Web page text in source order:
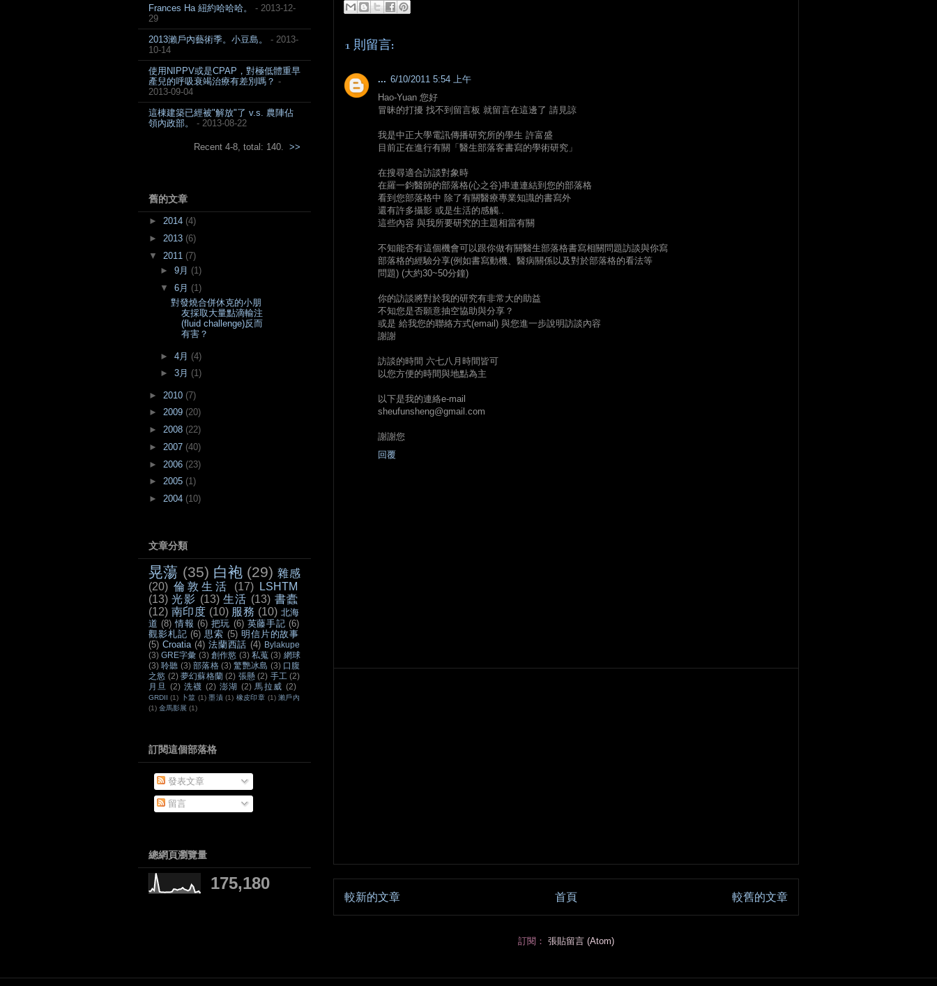
1 則留言:
... 6/10/2011 5:54 上午
Hao-Yuan 您好
冒昧的打擾 找不到留言板 就留言在這邊了 請見諒
我是中正大學電訊傳播研究所的學生 許富盛
目前正在進行有關「醫生部落客書寫的學術研究」
在搜尋適合訪談對象時
在羅一鈞醫師的部落格(心之谷)串連連結到您的部落格
看到您部落格中 除了有關醫療專業知識的書寫外
還有許多攝影 或是生活的感觸..
這些內容 與我所要研究的主題相當有關
不知能否有這個機會可以跟你做有關醫生部落格書寫相關問題訪談與你寫
部落格的經驗分享(例如書寫動機、醫病關係以及對於部落格的看法等
問題) (大約30~50分鐘)
你的訪談將對於我的研究有非常大的助益
不知您是否願意抽空協助與分享？
或是 給我您的聯絡方式(email) 與您進一步說明訪談內容
謝謝
訪談的時間 六七八月時間皆可
以您方便的時間與地點為主
以下是我的連絡e-mail
sheufunsheng@gmail.com
謝謝您
回覆
較新的文章 較舊的文章
首頁
訂閱： 張貼留言 (Atom)
Frances Ha 紐約哈哈哈。
- 2013-12-
29
2013瀨戶內藝術季。小豆島。
- 2013-
10-14
使用NIPPV或是CPAP，對極低體重早
產兒的呼吸衰竭治療有差別嗎？ -
2013-09-04
這棟建築已經被"解放"了 v.s. 農陣佔
領內政部。
- 2013-08-22
Recent 4-8, total: 140. >>
舊的文章
► 2014 (4)
► 2013 (6)
▼
2011 (7)
► 9月 (1)
▼
6月 (1)
對發燒合併休克的小朋
友採取大量點滴輸注
(fluid challenge)反而
有害？
► 4月 (4)
► 3月 (1)
► 2010 (7)
► 2009 (20)
► 2008 (22)
► 2007 (40)
► 2006 (23)
► 2005 (1)
► 2004 (10)
文章分類
晃蕩 (35) 白袍 (29) 雜感
(20) 倫敦生活 (17)
LSHTM
(13) 光影 (13) 生活 (13) 書蠹
(12) 南印度 (10) 服務 (10) 北海
道 (8) 情報 (6) 把玩 (6) 英藤手記 (6)
觀影札記 (6) 思索 (5) 明信片的故事
(5) Croatia (4) 法蘭西話 (4) Bylakupe
(3) GRE字彙 (3) 創作慾 (3) 私蒐 (3) 網球
(3) 聆聽 (3) 部落格 (3) 驚艷冰島 (3) 口腹
之慾 (2) 夢幻蘇格蘭 (2) 張懸 (2) 手工 (2)
月旦
(2) 洗襪 (2) 澎湖 (2) 馬拉威 (2)
GRDII (1) 卜筮 (1) 墨漬 (1) 橡皮印章 (1) 瀨戶內
(1) 金馬影展 (1)
訂閱這個部落格
發表文章
留言
總網頁瀏覽量
175,180